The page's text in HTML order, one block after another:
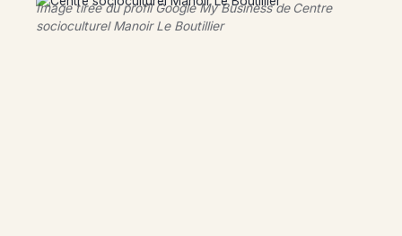
socioculturel Manoir Le Boutillier